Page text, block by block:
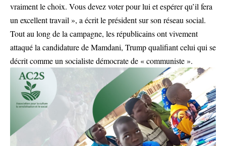
vraiment le choix. Vous devez voter pour lui et espérer qu’il fera
un excellent travail », a écrit le président sur son réseau social.
Tout au long de la campagne, les républicains ont vivement
attaqué la candidature de Mamdani, Trump qualifiant celui qui se
décrit comme un socialiste démocrate de « communiste ».